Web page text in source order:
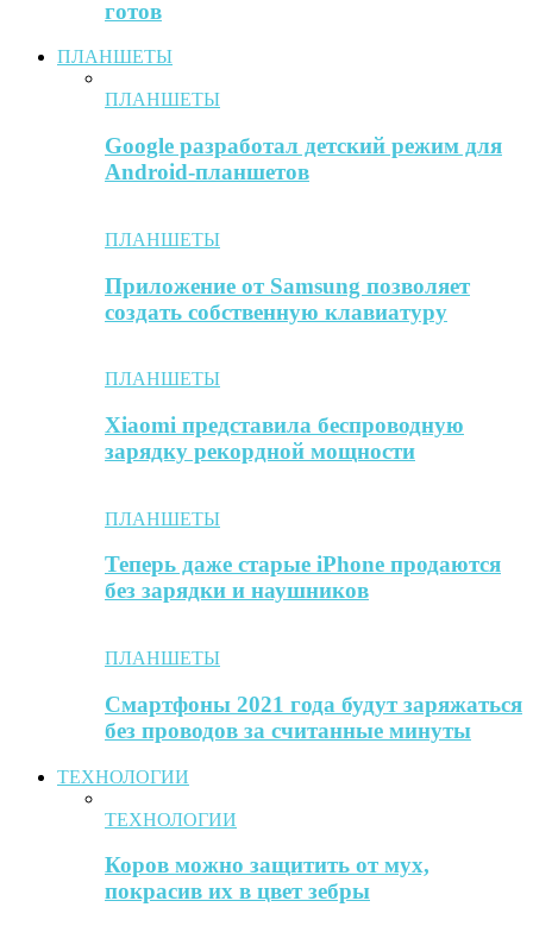
готов
ПЛАНШЕТЫ
ПЛАНШЕТЫ
Google разработал детский режим для
Android-планшетов
ПЛАНШЕТЫ
Приложение от Samsung позволяет
создать собственную клавиатуру
ПЛАНШЕТЫ
Xiaomi представила беспроводную
зарядку рекордной мощности
ПЛАНШЕТЫ
Теперь даже старые iPhone продаются
без зарядки и наушников
ПЛАНШЕТЫ
Смартфоны 2021 года будут заряжаться
без проводов за считанные минуты
ТЕХНОЛОГИИ
ТЕХНОЛОГИИ
Коров можно защитить от мух,
покрасив их в цвет зебры